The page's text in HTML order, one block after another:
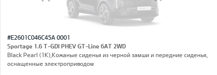
#E2601C046C45A 0001
Sportage 1.6 T-GDI PHEV GT-Line 6AT 2WD
Black Pearl (1K),Кожаные сиденья из черной замши и передние сиденья,
оснащенные электроприводом